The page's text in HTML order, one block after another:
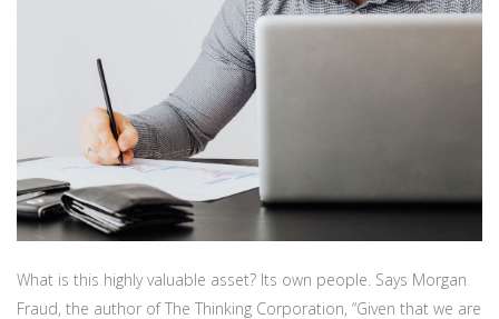
What is this highly valuable asset? Its own people. Says Morgan
Fraud, the author of The Thinking Corporation, “Given that we are